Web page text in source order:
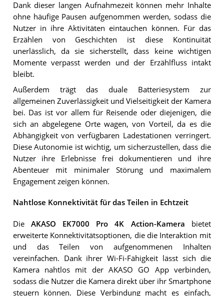
Dank dieser langen Aufnahmezeit können mehr Inhalte
ohne häufige Pausen aufgenommen werden, sodass die
Nutzer in ihre Aktivitäten eintauchen können. Für das
Erzählen von Geschichten ist diese Kontinuität
unerlässlich, da sie sicherstellt, dass keine wichtigen
Momente verpasst werden und der Erzählfluss intakt
bleibt.
Außerdem trägt das duale Batteriesystem zur
allgemeinen Zuverlässigkeit und Vielseitigkeit der Kamera
bei. Das ist vor allem für Reisende oder diejenigen, die
sich an abgelegene Orte wagen, von Vorteil, da es die
Abhängigkeit von verfügbaren Ladestationen verringert.
Diese Autonomie ist wichtig, um sicherzustellen, dass die
Nutzer ihre Erlebnisse frei dokumentieren und ihre
Abenteuer mit minimaler Störung und maximalem
Engagement zeigen können.
Nahtlose Konnektivität für das Teilen in Echtzeit
Die AKASO EK7000 Pro 4K Action-Kamera bietet
erweiterte Konnektivitätsoptionen, die die Interaktion mit
und das Teilen von aufgenommenen Inhalten
vereinfachen. Dank ihrer Wi-Fi-Fähigkeit lässt sich die
Kamera nahtlos mit der AKASO GO App verbinden,
sodass die Nutzer die Kamera direkt über ihr Smartphone
steuern können. Diese Verbindung macht es einfach,